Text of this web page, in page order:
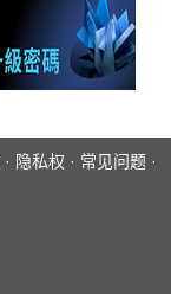
· 隐私权 · 常见问题 ·